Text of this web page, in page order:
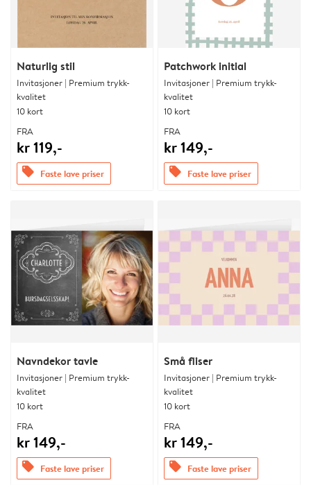
Naturlig stil
Invitasjoner | Premium trykk-
kvalitet
10 kort
FRA
kr 119,-
offers Faste lave priser
Patchwork initial
Invitasjoner | Premium trykk-
kvalitet
10 kort
FRA
kr 149,-
offers Faste lave priser
Navndekor tavle
Invitasjoner | Premium trykk-
kvalitet
10 kort
FRA
kr 149,-
offers Faste lave priser
Små fliser
Invitasjoner | Premium trykk-
kvalitet
10 kort
FRA
kr 149,-
offers Faste lave priser